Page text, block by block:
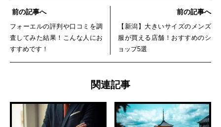
前の記事へ
フォーエルの評判や口コミを調
査してみた結果！こんな人にお
すすめです！
前の記事へ
【新潟】大きいサイズのメンズ
服が買える店舗！おすすめのシ
ョップ5選
関連記事